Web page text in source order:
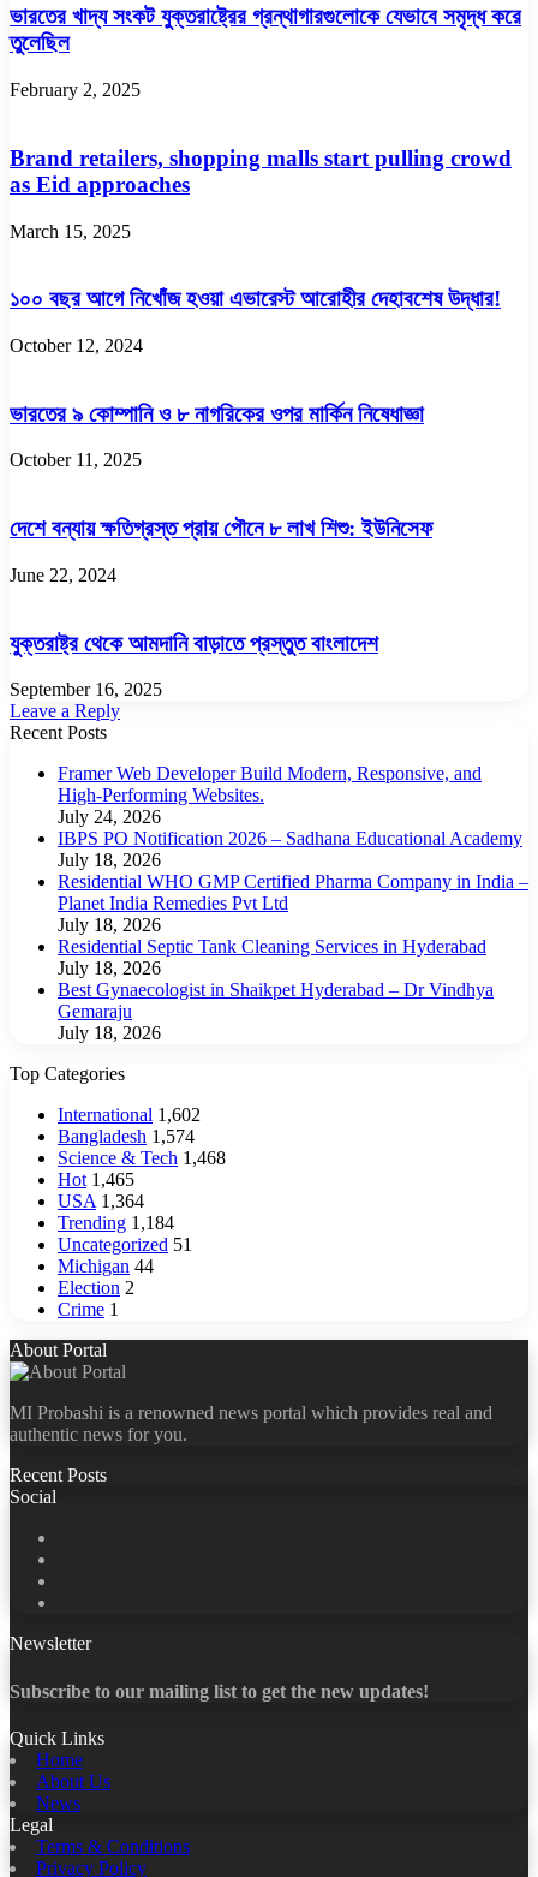
ভারতের খাদ্য সংকট যুক্তরাষ্ট্রের গ্রন্থাগারগুলোকে যেভাবে সমৃদ্ধ করে
তুলেছিল
February 2, 2025
Brand retailers, shopping malls start pulling crowd
as Eid approaches
March 15, 2025
১০০ বছর আগে নিখোঁজ হওয়া এভারেস্ট আরোহীর দেহাবশেষ উদ্ধার!
October 12, 2024
ভারতের ৯ কোম্পানি ও ৮ নাগরিকের ওপর মার্কিন নিষেধাজ্ঞা
October 11, 2025
দেশে বন্যায় ক্ষতিগ্রস্ত প্রায় পৌনে ৮ লাখ শিশু: ইউনিসেফ
June 22, 2024
যুক্তরাষ্ট্র থেকে আমদানি বাড়াতে প্রস্তুত বাংলাদেশ
September 16, 2025
Leave a Reply
Recent Posts
Framer Web Developer Build Modern, Responsive, and
High-Performing Websites.
July 24, 2026
IBPS PO Notification 2026 – Sadhana Educational Academy
July 18, 2026
Residential WHO GMP Certified Pharma Company in India –
Planet India Remedies Pvt Ltd
July 18, 2026
Residential Septic Tank Cleaning Services in Hyderabad
July 18, 2026
Best Gynaecologist in Shaikpet Hyderabad – Dr Vindhya
Gemaraju
July 18, 2026
Top Categories
International 1,602
Bangladesh 1,574
Science & Tech 1,468
Hot 1,465
USA 1,364
Trending 1,184
Uncategorized 51
Michigan 44
Election 2
Crime 1
About Portal
MI Probashi is a renowned news portal which provides real and
authentic news for you.
Recent Posts
Social
Newsletter
Subscribe to our mailing list to get the new updates!
Quick Links
Home
About Us
News
Legal
Terms & Conditions
Privacy Policy